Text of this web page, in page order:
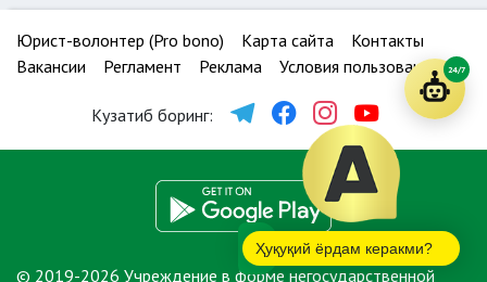
Юрист-волонтер (Pro bono) Карта сайта
Контакты
Вакансии
Регламент Реклама Условия пользования
Кузатиб боринг:
© 2019-2026 Учреждение в форме негосударственной
Ҳуқуқий ёрдам керакми?
24/7